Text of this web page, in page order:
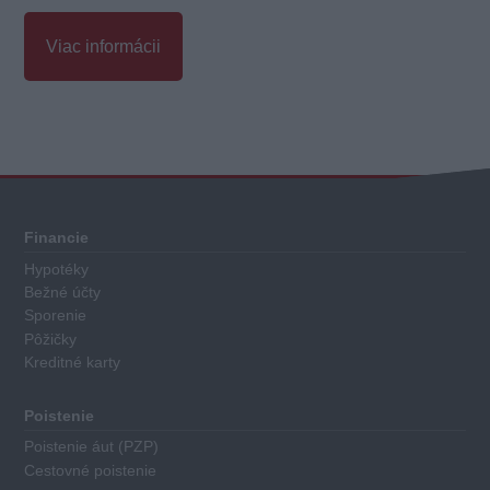
Viac informácii
hodnotenie
Každý
sporiaci
finančný
produkt
má
priradené
za
nasledovné
kritéria:
Financie
Hypotéky
Bežné účty
Sporenie
Pôžičky
Kreditné karty
Poistenie
Poistenie áut (PZP)
Cestovné poistenie